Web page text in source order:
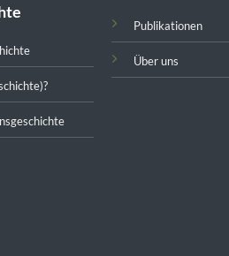
Publikationen
Über uns